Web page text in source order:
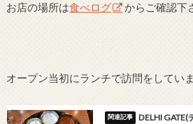
お店の場所は食べログ からご確認下
オープン当初にランチで訪問をしてい
DELHI